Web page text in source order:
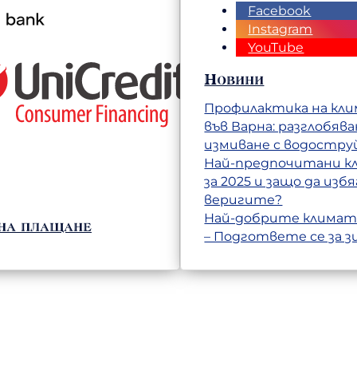
плащане
Facebook
Instagram
YouTube
Новини
Профилактика на
във Варна:
измиване с
Най-предпочитани
за 2025 и защо да
веригите?
Най-добрите
– Подгответе се за